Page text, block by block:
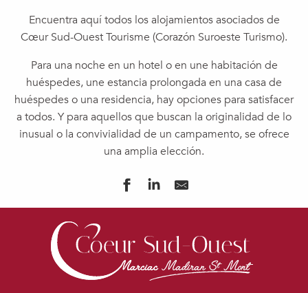
Encuentra aquí todos los alojamientos asociados de
Cœur Sud-Ouest Tourisme (Corazón Suroeste Turismo).
Para una noche en un hotel o en une habitación de
huéspedes, une estancia prolongada en una casa de
huéspedes o una residencia, hay opciones para satisfacer
a todos. Y para aquellos que buscan la originalidad de lo
inusual o la convivialidad de un campamento, se ofrece
una amplia elección.
CHAMBRES D'HÔTES LE PIN PERDU
PURE GARDERES
DOMAINE DE LA CAMPAGNE
102 HAMEAU DU LAC